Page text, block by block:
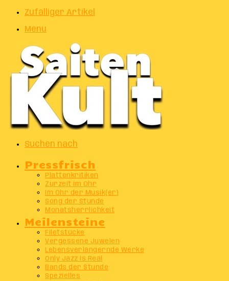
Zufälliger Artikel
Menu
Suchen nach
Pressfrisch
Plattenkritiken
Zurzeit im Ohr
Im Ohr der Musik(er)
Song der Stunde
Monatsherrlichkeit
Meilensteine
Filetstücke
Vergessene Juwelen
Lebensverlängernde Werke
Only Jazz Is Real
Bands der Stunde
Spezielles